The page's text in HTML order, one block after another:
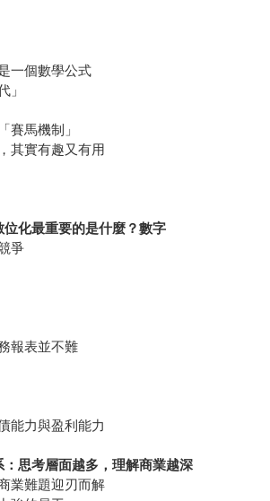
一個數學公式
」
賽馬機制」
其實有趣又有用
化最重要的是什麼？數字
爭
報表並不難
能力與盈利能力
思考層面越多，理解商業越深
業難題迎刃而解